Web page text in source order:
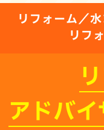
リフォーム／
リフ
アドバ